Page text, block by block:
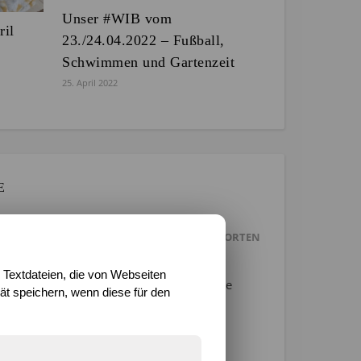
Unser #WIB vom
23./24.04.2022 – Fußball,
Schwimmen und Gartenzeit
25. April 2022
ANTWORTEN
entwickeln wird :) Ich drücke beide
die von Webseiten
speichern, wenn diese für den